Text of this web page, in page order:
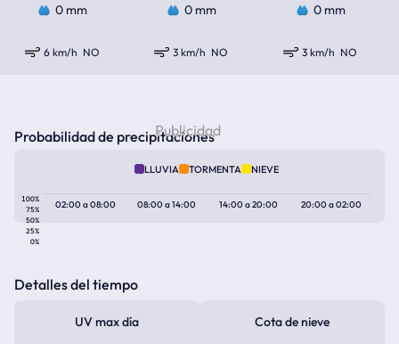
0 mm 0 mm 0 mm
6 km/h NO 3 km/h NO 3 km/h NO
Probabilidad de precipitaciones
LLUVIA TORMENTA NIEVE
100%
75%
50%
25%
0%
02:00a08:00 08:00a14:00 14:00a20:00 20:00a02:00
Detalles del tiempo
UV max día Cota de nieve